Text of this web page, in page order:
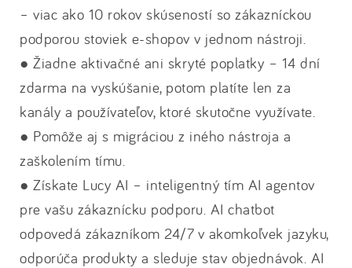
– viac ako 10 rokov skúseností so zákazníckou
podporou stoviek e-shopov v jednom nástroji.
● Žiadne aktivačné ani skryté poplatky – 14 dní
zdarma na vyskúšanie, potom platíte len za
kanály a používateľov, ktoré skutočne využívate.
● Pomôže aj s migráciou z iného nástroja a
zaškolením tímu.
● Získate Lucy AI – inteligentný tím AI agentov
pre vašu zákaznícku podporu. AI chatbot
odpovedá zákazníkom 24/7 v akomkoľvek jazyku,
odporúča produkty a sleduje stav objednávok. AI